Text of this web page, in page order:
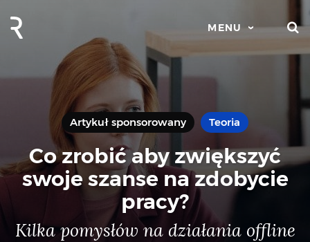
MENU
Artykuł sponsorowany Teoria
Co zrobić aby zwiększyć
swoje szanse na zdobycie
pracy?
Kilka pomysłów na działania offline